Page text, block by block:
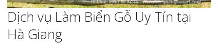
Dịch vụ Làm Biển Gỗ Uy Tín tại
Hà Giang